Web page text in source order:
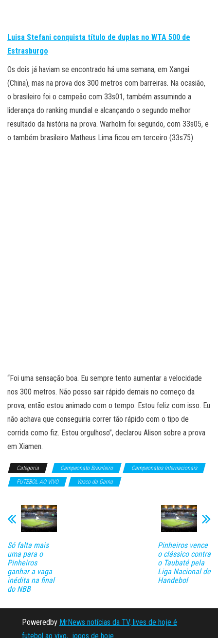
Luisa Stefani conquista título de duplas no WTA 500 de
Estrasburgo
Os dois já haviam se encontrado há uma semana, em Xangai
(China), mas na prova dos 300 metros com barreiras. Na ocasião,
o brasileiro foi o campeão com 33s01, também assumindo a
liderança do ranking mundial e alcançando o segundo melhor
resultado da história na prova. Warholm foi segundo, com 33s05, e
o também brasileiro Matheus Lima ficou em terceiro (33s75).
“Foi uma sensação boa. Eu sempre tento aumentar a velocidade
nos 300 metros. Não posso sair rápido demais no começo da
prova, então estou animado com o tempo. Estou feliz com isso. Eu
não achava que conseguiria correr tão rápido com o tipo de
corrida como fiz. Estou orgulhoso”, declarou Alison sobre a prova
em Xiamen.
Categoria Campeonato Brasileiro
Campeonatos Internacionais
FUTEBOL AO VIVO
Vasco da Gama
Só falta mais
uma para o
Pinheiros
ganhar a vaga
inédita na final
do NBB
Pinheiros vence
o clássico contra
o Taubaté pela
Liga Nacional de
Handebol
Poweredby MrNews notícias da TV, lives de hoje é
futebol ao vivo, jogos de hoje